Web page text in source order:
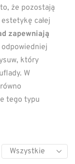
że pozostają
całej
zapewniają
który
W
tego typu